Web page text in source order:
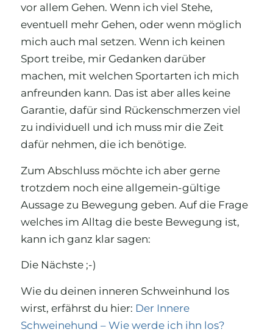
vor allem Gehen. Wenn ich viel Stehe,
eventuell mehr Gehen, oder wenn möglich
mich auch mal setzen. Wenn ich keinen
Sport treibe, mir Gedanken darüber
machen, mit welchen Sportarten ich mich
anfreunden kann. Das ist aber alles keine
Garantie, dafür sind Rückenschmerzen viel
zu individuell und ich muss mir die Zeit
dafür nehmen, die ich benötige.
Zum Abschluss möchte ich aber gerne
trotzdem noch eine allgemein-gültige
Aussage zu Bewegung geben. Auf die Frage
welches im Alltag die beste Bewegung ist,
kann ich ganz klar sagen:
Die Nächste ;-)
Wie du deinen inneren Schweinhund los
wirst, erfährst du hier: Der Innere
Schweinehund – Wie werde ich ihn los?